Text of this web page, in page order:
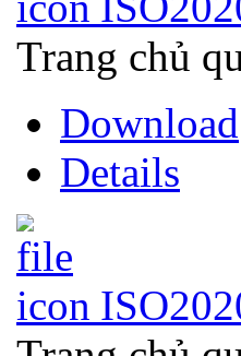
Trang chủ
Download
Details